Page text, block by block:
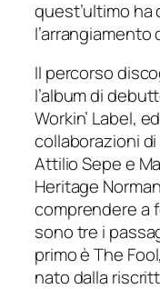
quest’ultimo
Il percorso
l’album di
Workin’ Label,
collaborazioni
Attilio Sepe e
Heritage
comprendere a
sono tre i
primo èThe Fool
nato dalla